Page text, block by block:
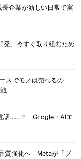
企業が新しい日常で実
発、今すぐ取り組むため
スでモノは売れるの
話……？ Google・AIエ
質強化へ Metaが「ブ